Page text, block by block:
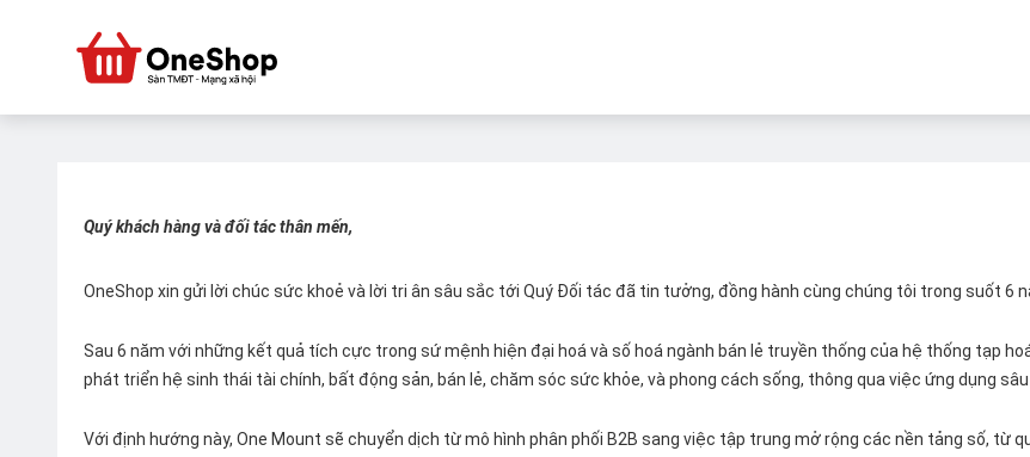
Quý khách hàng và đối tác thân mến,
OneShop xin gửi lời chúc sức khoẻ và lời tri ân sâu sắc tới Quý Đối tác đã tin tưởng, đồng hành cùng chúng tôi trong suốt 6
Sau 6 năm với những kết quả tích cực trong sứ mệnh hiện đại hoá và số hoá ngành bán lẻ truyền thống của hệ thống tạp
phát triển hệ sinh thái tài chính, bất động sản, bán lẻ, chăm sóc sức khỏe, và phong cách sống, thông qua việc ứng dụng sâu
Với định hướng này, One Mount sẽ chuyển dịch từ mô hình phân phối B2B sang việc tập trung mở rộng các nền tảng số, từ